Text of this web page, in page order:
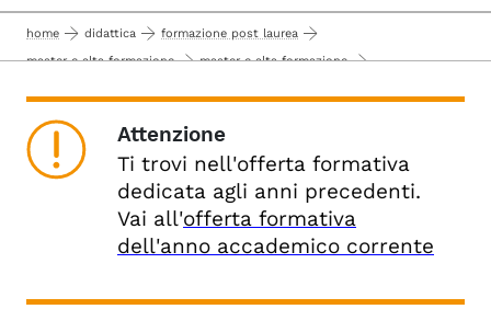
home didattica
formazione post laurea
master e alta formazione
master e alta formazione
documenti relativi al master erasmus mundus
Attenzione
Ti trovi nell'offerta formativa
dedicata agli anni precedenti.
Vai all'offerta formativa
dell'anno accademico corrente